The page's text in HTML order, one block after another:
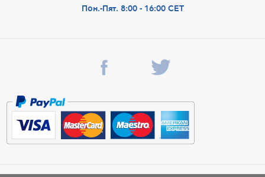
Пон.-Пят. 8:00 - 16:00 CET